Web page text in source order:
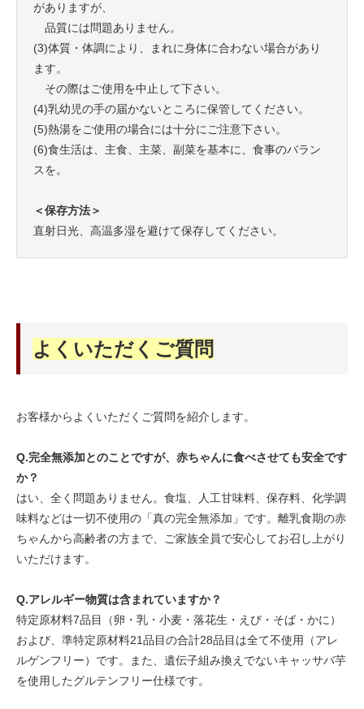
がありますが、
品質には問題ありません。
(3)体質・体調により、まれに身体に合わない場合があり
ます。
その際はご使用を中止して下さい。
(4)乳幼児の手の届かないところに保管してください。
(5)熱湯をご使用の場合には十分にご注意下さい。
(6)食生活は、主食、主菜、副菜を基本に、食事のバラン
スを。
＜保存方法＞
直射日光、高温多湿を避けて保存してください。
よくいただくご質問
お客様からよくいただくご質問を紹介します。
Q.完全無添加とのことですが、赤ちゃんに食べさせても安全です
か？
はい、全く問題ありません。食塩、人工甘味料、保存料、化学調
味料などは一切不使用の「真の完全無添加」です。離乳食期の赤
ちゃんから高齢者の方まで、ご家族全員で安心してお召し上がり
いただけます。
Q.アレルギー物質は含まれていますか？
特定原材料7品目（卵・乳・小麦・落花生・えび・そば・かに）
および、準特定原材料21品目の合計28品目は全て不使用（アレ
ルゲンフリー）です。また、遺伝子組み換えでないキャッサバ芋
を使用したグルテンフリー仕様です。